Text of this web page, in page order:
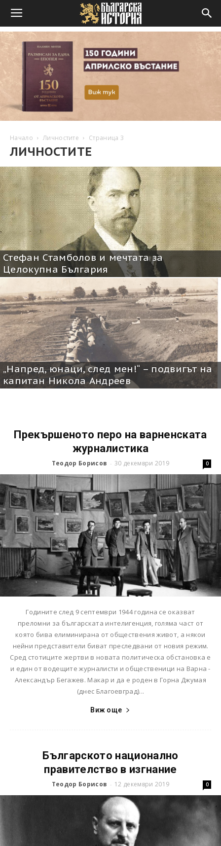
Начало Личностите Страница 3
ЛИЧНОСТИТЕ
Стефан Стамболов и мечтата за
Целокупна България
„Напред, юнаци, след мен!“ – подвигът на
капитан Никола Андреев
Прекършеното перо на варненската
журналистика
Теодор Борисов - 30 декември 2019 0
Годините след 9 септември 1944 година се оказват
преломни за българската интелигенция, голяма част от
която бива елиминирана от обществения живот, а някои
нейни представители биват преследвани от новия режим.
Сред стотиците жертви в новата политическа обстановка е
и един от водещите журналисти и общественици на Варна -
Александър Бегажев. Макар и да е роден в Горна Джумая
(днес Благоевград)...
Виж още
Българското национално
правителство в изгнание
Теодор Борисов - 12 декември 2019 0